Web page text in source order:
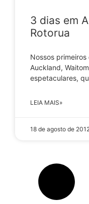
3 dias em
Rotorua
Nossos
Auckland,
espetaculares,
LEIA MAIS»
18 de agosto de